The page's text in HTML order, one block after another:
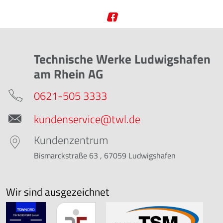
Technische Werke Ludwigshafen
am Rhein AG
0621-505 3333
kundenservice@twl.de
Kundenzentrum
Bismarckstraße 63 , 67059 Ludwigshafen
Wir sind ausgezeichnet